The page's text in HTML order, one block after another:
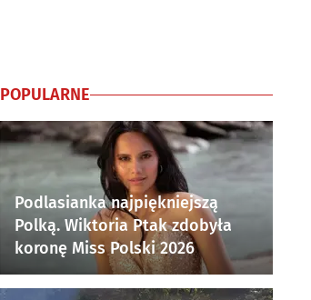
POPULARNE
Podlasianka najpiękniejszą
Polką. Wiktoria Ptak zdobyła
koronę Miss Polski 2026